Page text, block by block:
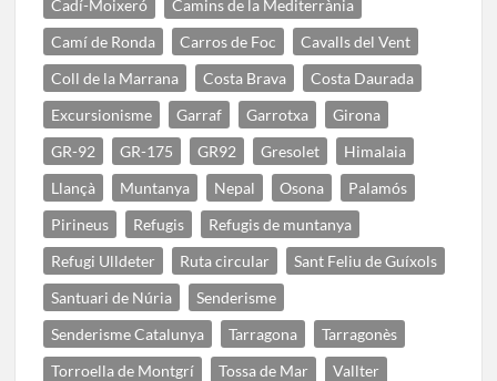
Cadí-Moixeró
Camins de la Mediterrània
Camí de Ronda
Carros de Foc
Cavalls del Vent
Coll de la Marrana
Costa Brava
Costa Daurada
Excursionisme
Garraf Garrotxa
Girona
GR-92
GR-175 GR92 Gresolet
Himalaia
Llançà
Muntanya Nepal Osona
Palamós
Pirineus
Refugis
Refugis de muntanya
Refugi Ulldeter
Ruta circular
Sant Feliu de Guíxols
Santuari de Núria
Senderisme
Senderisme Catalunya
Tarragona
Tarragonès
Torroella de Montgrí
Tossa de Mar
Vallter